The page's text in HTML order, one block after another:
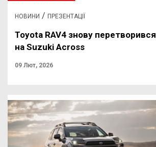
НОВИНИ / ПРЕЗЕНТАЦІЇ
Toyota RAV4 знову перетворився
на Suzuki Across
09 Лют, 2026